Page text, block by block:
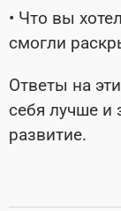
• Что вы
смогли
Ответы на
себя лучше и
развитие.